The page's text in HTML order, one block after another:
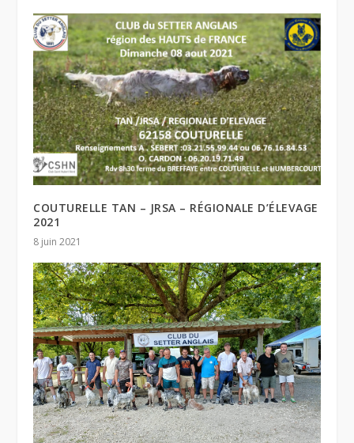
COUTURELLE TAN – JRSA – RÉGIONALE D’ÉLEVAGE
2021
8 juin 2021